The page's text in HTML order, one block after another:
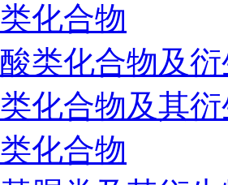
化合物
类化合物及
化合物及其
化合物